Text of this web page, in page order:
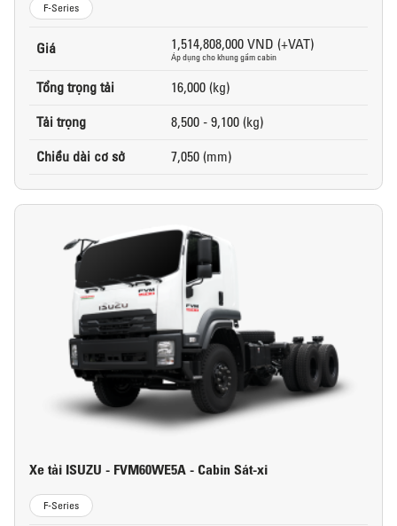
F-Series
Giá 1,514,808,000 VND (+VAT)
Áp dụng cho khung gầm cabin
Tổng trọng tải
16,000 (kg)
Tải trọng
8,500 - 9,100 (kg)
Chiều dài cơ sở
7,050 (mm)
Xe tải ISUZU - FVM60WE5A - Cabin Sát-xi
F-Series